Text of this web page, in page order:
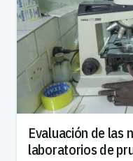
Evaluación de las
laboratorios de